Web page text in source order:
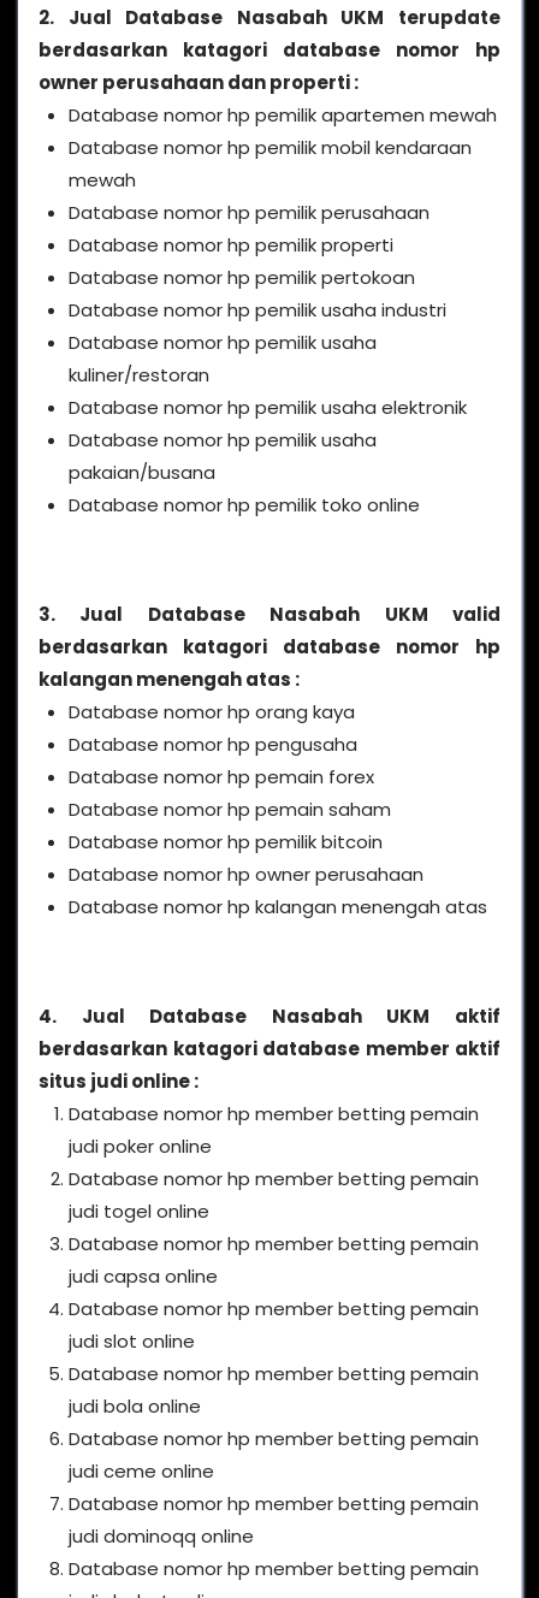
2. Jual Database Nasabah UKM terupdate
berdasarkan katagori database nomor hp
owner perusahaan dan properti :
Database nomor hp pemilik apartemen mewah
Database nomor hp pemilik mobil kendaraan
mewah
Database nomor hp pemilik perusahaan
Database nomor hp pemilik properti
Database nomor hp pemilik pertokoan
Database nomor hp pemilik usaha industri
Database nomor hp pemilik usaha
kuliner/restoran
Database nomor hp pemilik usaha elektronik
Database nomor hp pemilik usaha
pakaian/busana
Database nomor hp pemilik toko online
3. Jual Database Nasabah UKM valid
berdasarkan katagori database nomor hp
kalangan menengah atas :
Database nomor hp orang kaya
Database nomor hp pengusaha
Database nomor hp pemain forex
Database nomor hp pemain saham
Database nomor hp pemilik bitcoin
Database nomor hp owner perusahaan
Database nomor hp kalangan menengah atas
4. Jual Database Nasabah UKM aktif
berdasarkan katagori database member aktif
situs judi online :
Database nomor hp member betting pemain
judi poker online
Database nomor hp member betting pemain
judi togel online
Database nomor hp member betting pemain
judi capsa online
Database nomor hp member betting pemain
judi slot online
Database nomor hp member betting pemain
judi bola online
Database nomor hp member betting pemain
judi ceme online
Database nomor hp member betting pemain
judi dominoqq online
Database nomor hp member betting pemain